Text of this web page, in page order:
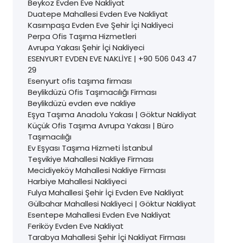
Beykoz Evden Eve Nakliyat
Duatepe Mahallesi Evden Eve Nakliyat
Kasımpaşa Evden Eve Şehir İçi Nakliyeci
Perpa Ofis Taşıma Hizmetleri
Avrupa Yakası Şehir İçi Nakliyeci
ESENYURT EVDEN EVE NAKLİYE | +90 506 043 47
29
Esenyurt ofis taşıma firması
Beylikdüzü Ofis Taşımacılığı Firması
Beylikdüzü evden eve nakliye
Eşya Taşıma Anadolu Yakası | Göktur Nakliyat
Küçük Ofis Taşıma Avrupa Yakası | Büro
Taşımacılığı
Ev Eşyası Taşıma Hizmeti İstanbul
Teşvikiye Mahallesi Nakliye Firması
Mecidiyeköy Mahallesi Nakliye Firması
Harbiye Mahallesi Nakliyeci
Fulya Mahallesi Şehir İçi Evden Eve Nakliyat
Gülbahar Mahallesi Nakliyeci | Göktur Nakliyat
Esentepe Mahallesi Evden Eve Nakliyat
Feriköy Evden Eve Nakliyat
Tarabya Mahallesi Şehir İçi Nakliyat Firması